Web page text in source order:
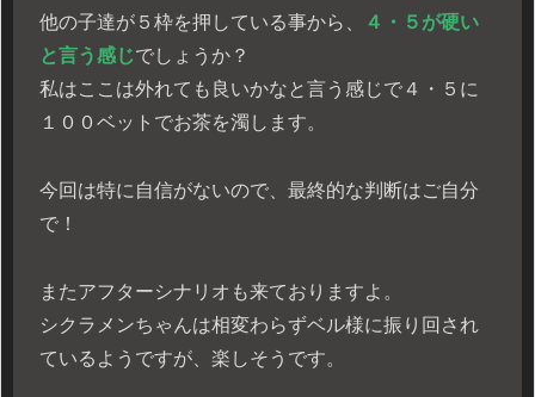
他の子達が５枠を押している事から、
４・５が硬い
と言う感じでしょうか？
私はここは外れても良いかなと言う感じで４・５に
１００ベットでお茶を濁します。
今回は特に自信がないので、最終的な判断はご自分
で！
またアフターシナリオも来ておりますよ。
シクラメンちゃんは相変わらずベル様に振り回され
ているようですが、楽しそうです。